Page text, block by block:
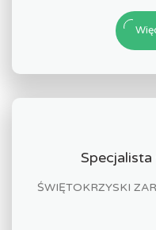
ŚWIĘTOKRZYSKI